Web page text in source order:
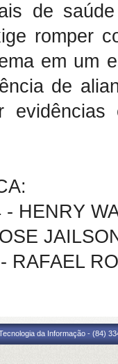
de
romper
em um
de
- HENRY
RAFAEL
da Informação - (84)